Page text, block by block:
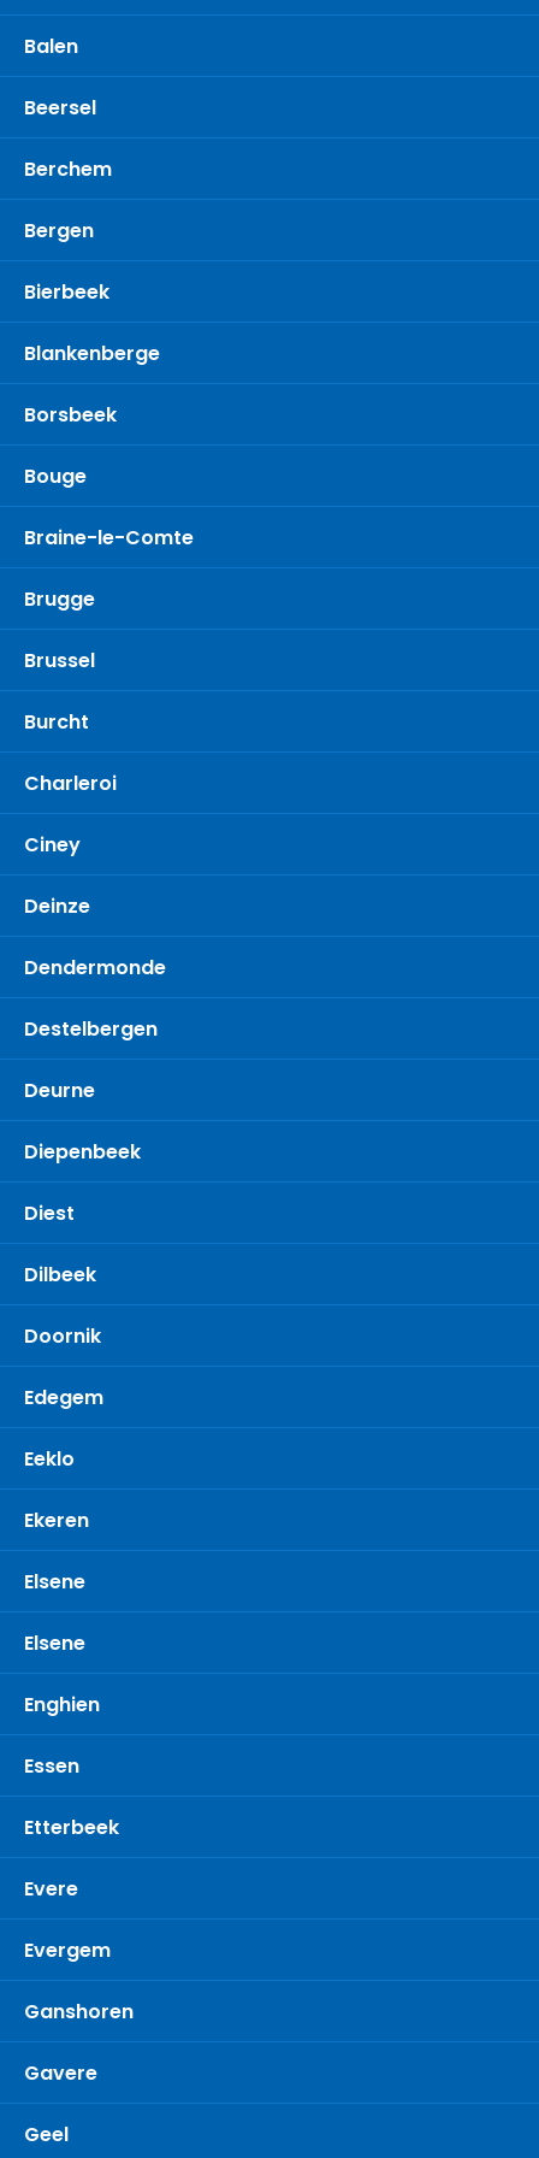
Balen
Beersel
Berchem
Bergen
Bierbeek
Blankenberge
Borsbeek
Bouge
Braine-le-Comte
Brugge
Brussel
Burcht
Charleroi
Ciney
Deinze
Dendermonde
Destelbergen
Deurne
Diepenbeek
Diest
Dilbeek
Doornik
Edegem
Eeklo
Ekeren
Elsene
Elsene
Enghien
Essen
Etterbeek
Evere
Evergem
Ganshoren
Gavere
Geel